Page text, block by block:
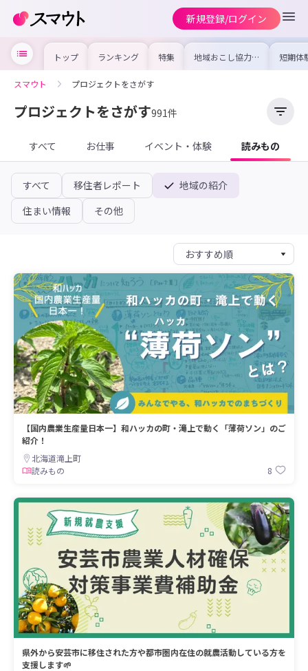
新規登録/ログイン
トップ ランキング 特集 地域おこし協力隊
の求人やイベント
を集めました！仕
短期体
り〜数
域を知
スマウト プロジェクトをさがす
プロジェクトをさがす991件
すべて お仕事 イベント・体験 読みもの
すべて 移住者レポート
地域の紹介
住まい情報
その他
【国内農業生産量日本一】和ハッカの町・滝上で動く「薄荷ソン」のご
紹介！
北海道滝上町
読みもの
8
県外から安芸市に移住された方や都市圏内在住の就農活動している方を
支援します🌱